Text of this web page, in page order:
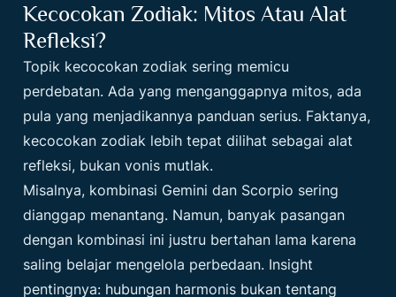
Kecocokan Zodiak: Mitos Atau Alat
Refleksi?
Topik kecocokan zodiak sering memicu
perdebatan. Ada yang menganggapnya mitos, ada
pula yang menjadikannya panduan serius. Faktanya,
kecocokan zodiak lebih tepat dilihat sebagai alat
refleksi, bukan vonis mutlak.
Misalnya, kombinasi Gemini dan Scorpio sering
dianggap menantang. Namun, banyak pasangan
dengan kombinasi ini justru bertahan lama karena
saling belajar mengelola perbedaan. Insight
pentingnya: hubungan harmonis bukan tentang